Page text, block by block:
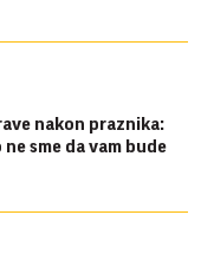
nakon praznika:
sme da vam bude